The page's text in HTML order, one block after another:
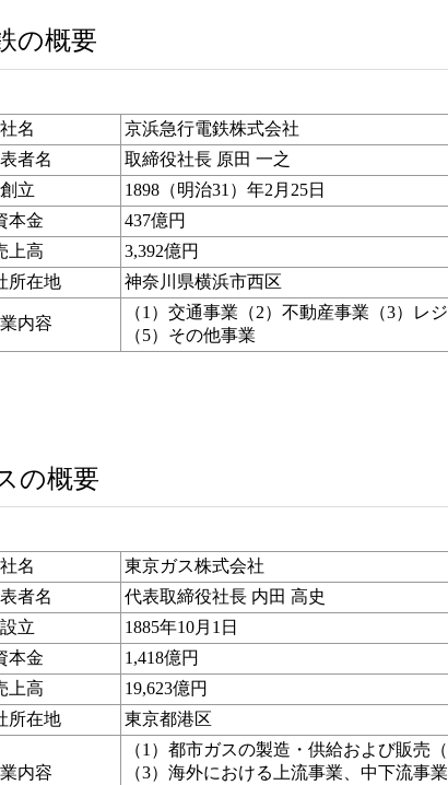
の概要
社名
京浜急行電鉄株式会社
者名
取締役社長 原田 一之
創立
1898（明治31）年2月25日
本金
437億円
上高
3,392億円
所在地
神奈川県横浜市西区
内容
（1）交通事業（2）不動産事業（3）レ
（5）その他事業
の概要
社名
東京ガス株式会社
者名
代表取締役社長 内田 高史
設立
1885年10月1日
本金
1,418億円
上高
19,623億円
所在地
東京都港区
内容
（1）都市ガスの製造・供給および販売
（3）海外における上流事業、中下流事